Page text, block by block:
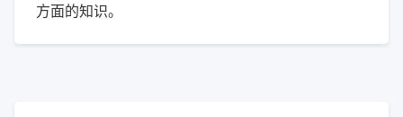
方面的知识。